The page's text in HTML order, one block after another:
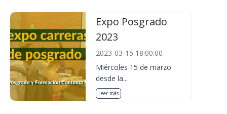
Expo Posgrado
2023
2023-03-15 18:00:00
Miércoles 15 de marzo
desde la...
Leer más